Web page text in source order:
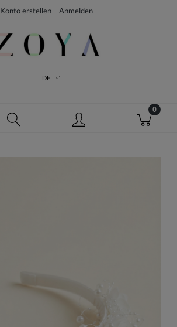
Konto erstellen Anmelden
DE